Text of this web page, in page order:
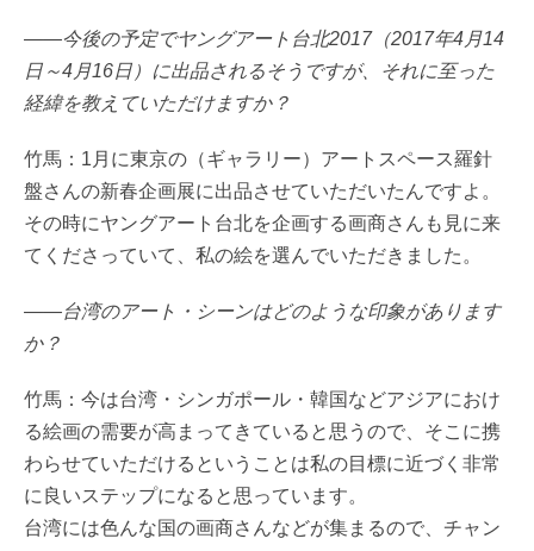
――今後の予定でヤングアート台北2017（2017年4月14
日～4月16日）に出品されるそうですが、それに至った
経緯を教えていただけますか？
竹馬：1月に東京の（ギャラリー）アートスペース羅針
盤さんの新春企画展に出品させていただいたんですよ。
その時にヤングアート台北を企画する画商さんも見に来
てくださっていて、私の絵を選んでいただきました。
――台湾のアート・シーンはどのような印象があります
か？
竹馬：今は台湾・シンガポール・韓国などアジアにおけ
る絵画の需要が高まってきていると思うので、そこに携
わらせていただけるということは私の目標に近づく非常
に良いステップになると思っています。
台湾には色んな国の画商さんなどが集まるので、チャン